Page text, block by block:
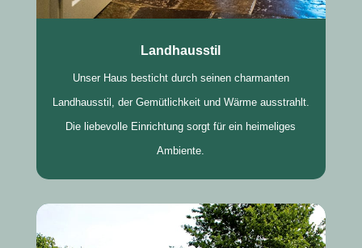
Landhausstil
Unser Haus besticht durch seinen charmanten
Landhausstil, der Gemütlichkeit und Wärme ausstrahlt.
Die liebevolle Einrichtung sorgt für ein heimeliges
Ambiente.